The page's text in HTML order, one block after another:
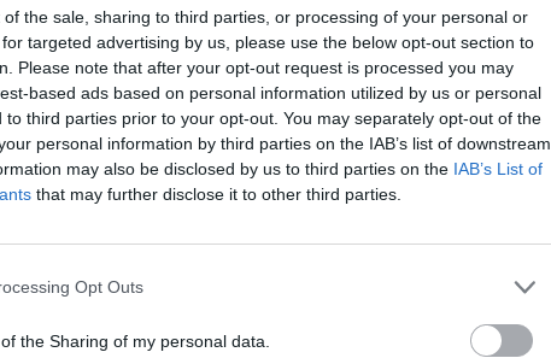
the sale, sharing to third parties, or processing of your personal or
targeted advertising by us, please use the below opt-out section to
Please note that after your opt-out request is processed you may
based ads based on personal information utilized by us or personal
to third parties prior to your opt-out. You may separately opt-out of the
personal information by third parties on the IAB’s list of downstream
may also be disclosed by us to third parties on the IAB’s List of
that may further disclose it to other third parties.
Opt Outs
the Sharing of my personal data.